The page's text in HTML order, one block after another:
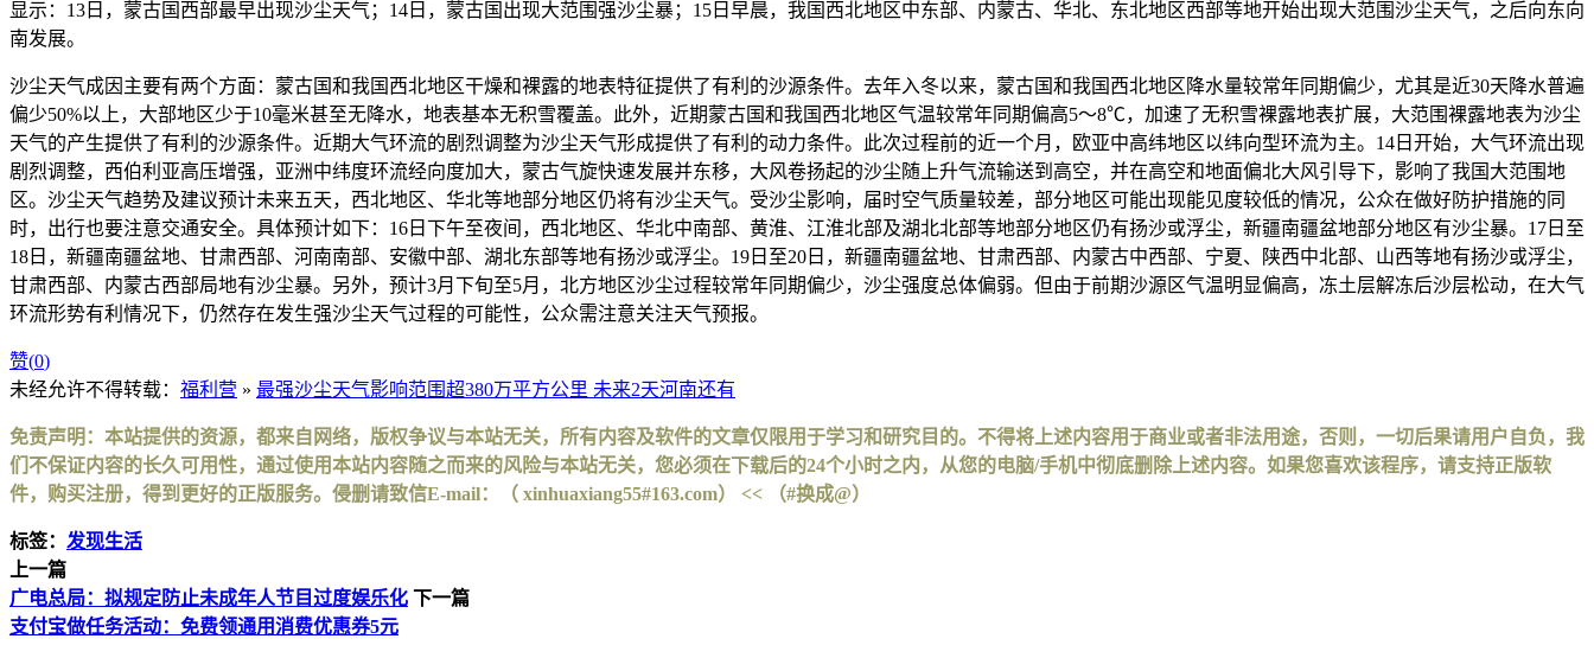
显示：13日，蒙古国西部最早出现沙尘天气；14日，蒙古国出现大范围强沙尘暴；15日早晨，我国西北地区中东部、内蒙古、华北、东北地区西部等地开始出现大范围沙尘天气，之后向东向
南发展。
沙尘天气成因主要有两个方面：蒙古国和我国西北地区干燥和裸露的地表特征提供了有利的沙源条件。去年入冬以来，蒙古国和我国西北地区降水量较常年同期偏少，尤其是近30天降水普遍
偏少50%以上，大部地区少于10毫米甚至无降水，地表基本无积雪覆盖。此外，近期蒙古国和我国西北地区气温较常年同期偏高5～8℃，加速了无积雪裸露地表扩展，大范围裸露地表为沙尘
天气的产生提供了有利的沙源条件。近期大气环流的剧烈调整为沙尘天气形成提供了有利的动力条件。此次过程前的近一个月，欧亚中高纬地区以纬向型环流为主。14日开始，大气环流出现
剧烈调整，西伯利亚高压增强，亚洲中纬度环流经向度加大，蒙古气旋快速发展并东移，大风卷扬起的沙尘随上升气流输送到高空，并在高空和地面偏北大风引导下，影响了我国大范围地
区。沙尘天气趋势及建议预计未来五天，西北地区、华北等地部分地区仍将有沙尘天气。受沙尘影响，届时空气质量较差，部分地区可能出现能见度较低的情况，公众在做好防护措施的同
时，出行也要注意交通安全。具体预计如下：16日下午至夜间，西北地区、华北中南部、黄淮、江淮北部及湖北北部等地部分地区仍有扬沙或浮尘，新疆南疆盆地部分地区有沙尘暴。17日至
18日，新疆南疆盆地、甘肃西部、河南南部、安徽中部、湖北东部等地有扬沙或浮尘。19日至20日，新疆南疆盆地、甘肃西部、内蒙古中西部、宁夏、陕西中北部、山西等地有扬沙或浮尘，
甘肃西部、内蒙古西部局地有沙尘暴。另外，预计3月下旬至5月，北方地区沙尘过程较常年同期偏少，沙尘强度总体偏弱。但由于前期沙源区气温明显偏高，冻土层解冻后沙层松动，在大气
环流形势有利情况下，仍然存在发生强沙尘天气过程的可能性，公众需注意关注天气预报。
赞(0)
未经允许不得转载： 福利营 » 最强沙尘天气影响范围超380万平方公里 未来2天河南还有
免责声明：本站提供的资源，都来自网络，版权争议与本站无关，所有内容及软件的文章仅限用于学习和研究目的。不得将上述内容用于商业或者非法用途，否则，一切后果请用户自负，我
们不保证内容的长久可用性，通过使用本站内容随之而来的风险与本站无关，您必须在下载后的24个小时之内，从您的电脑/手机中彻底删除上述内容。如果您喜欢该程序，请支持正版软
件，购买注册，得到更好的正版服务。侵删请致信E-mail：（ xinhuaxiang55#163.com） << （#换成@）
标签： 发现生活
上一篇
广电总局：拟规定防止未成年人节目过度娱乐化 下一篇
支付宝做任务活动：免费领通用消费优惠券5元